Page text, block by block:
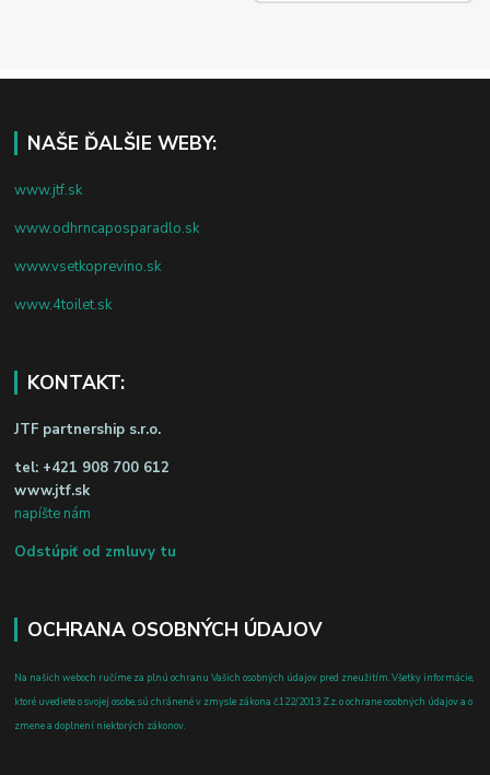
NAŠE ĎALŠIE WEBY:
www.jtf.sk
www.odhrncaposparadlo.sk
www.vsetkoprevino.sk
www.4toilet.sk
KONTAKT:
JTF partnership s.r.o.
tel: +421 908 700 612
www.jtf.sk
napíšte nám
Odstúpiť od zmluvy tu
OCHRANA OSOBNÝCH ÚDAJOV
Na našich weboch ručíme za plnú ochranu Vašich osobných údajov pred zneužitím. Všetky informácie,
ktoré uvediete o svojej osobe, sú chránené v zmysle zákona č.122/2013 Z.z. o ochrane osobných údajov a o
zmene a doplnení niektorých zákonov.